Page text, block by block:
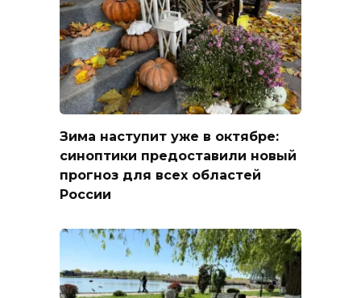
Зима наступит уже в октябре:
синоптики предоставили новый
прогноз для всех областей
России